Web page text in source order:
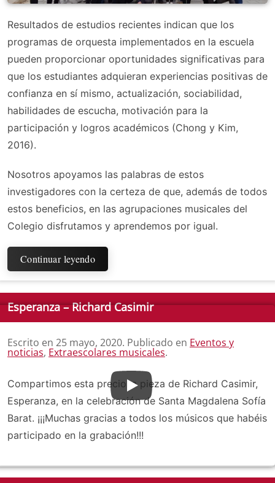
Resultados de estudios recientes indican que los
programas de orquesta implementados en la escuela
pueden proporcionar oportunidades significativas para
que los estudiantes adquieran experiencias positivas de
confianza en sí mismo, actualización, sociabilidad,
habilidades de escucha, motivación para la
participación y logros académicos (Chong y Kim,
2016).
Nosotros apoyamos las palabras de estos
investigadores con la certeza de que, además de todos
estos beneficios, en las agrupaciones musicales del
Colegio disfrutamos y aprendemos por igual.
Continuar leyendo
Esperanza – Richard Casimir
Escrito en 25 mayo, 2020. Publicado en Eventos y
noticias, Extraescolares musicales.
Compartimos esta preciosa pieza de Richard Casimir,
Esperanza, en la celebración de Santa Magdalena Sofía
Barat. ¡¡¡Muchas gracias a todos los músicos que habéis
participado en la grabación!!!